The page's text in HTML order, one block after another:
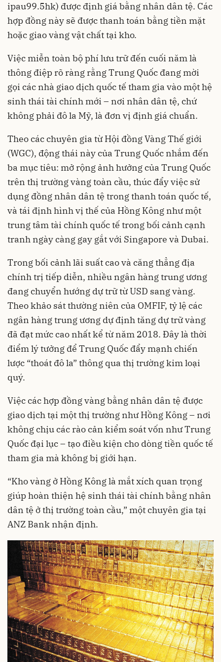
ipau99.5hk) được định giá bằng nhân dân tệ. Các
hợp đồng này sẽ được thanh toán bằng tiền mặt
hoặc giao vàng vật chất tại kho.
Việc miễn toàn bộ phí lưu trữ đến cuối năm là
thông điệp rõ ràng rằng Trung Quốc đang mời
gọi các nhà giao dịch quốc tế tham gia vào một hệ
sinh thái tài chính mới – nơi nhân dân tệ, chứ
không phải đô la Mỹ, là đơn vị định giá chuẩn.
Theo các chuyên gia từ Hội đồng Vàng Thế giới
(WGC), động thái này của Trung Quốc nhắm đến
ba mục tiêu: mở rộng ảnh hưởng của Trung Quốc
trên thị trường vàng toàn cầu, thúc đẩy việc sử
dụng đồng nhân dân tệ trong thanh toán quốc tế,
và tái định hình vị thế của Hồng Kông như một
trung tâm tài chính quốc tế trong bối cảnh cạnh
tranh ngày càng gay gắt với Singapore và Dubai.
Trong bối cảnh lãi suất cao và căng thẳng địa
chính trị tiếp diễn, nhiều ngân hàng trung ương
đang chuyển hướng dự trữ từ USD sang vàng.
Theo khảo sát thường niên của OMFIF, tỷ lệ các
ngân hàng trung ương dự định tăng dự trữ vàng
đã đạt mức cao nhất kể từ năm 2018. Đây là thời
điểm lý tưởng để Trung Quốc đẩy mạnh chiến
lược “thoát đô la” thông qua thị trường kim loại
quý.
Việc các hợp đồng vàng bằng nhân dân tệ được
giao dịch tại một thị trường như Hồng Kông – nơi
không chịu các rào cản kiểm soát vốn như Trung
Quốc đại lục – tạo điều kiện cho dòng tiền quốc tế
tham gia mà không bị giới hạn.
“Kho vàng ở Hồng Kông là mắt xích quan trọng
giúp hoàn thiện hệ sinh thái tài chính bằng nhân
dân tệ ở thị trường toàn cầu,” một chuyên gia tại
ANZ Bank nhận định.